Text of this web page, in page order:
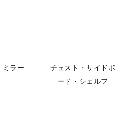
ミラー
チェスト・サイドボ
ード・シェルフ